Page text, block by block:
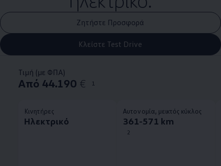
Ζητήστε Προσφορά
Κλείστε Test Drive
Τιμή (με ΦΠΑ)
Από 44.190 € 1
Κινητήρες
Ηλεκτρικό
Αυτονομία, μεικτός κύκλος
361-571 km
2